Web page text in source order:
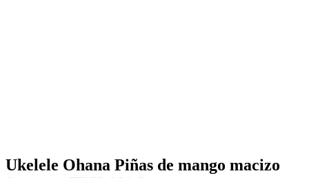
Ukelele Ohana Piñas de mango macizo